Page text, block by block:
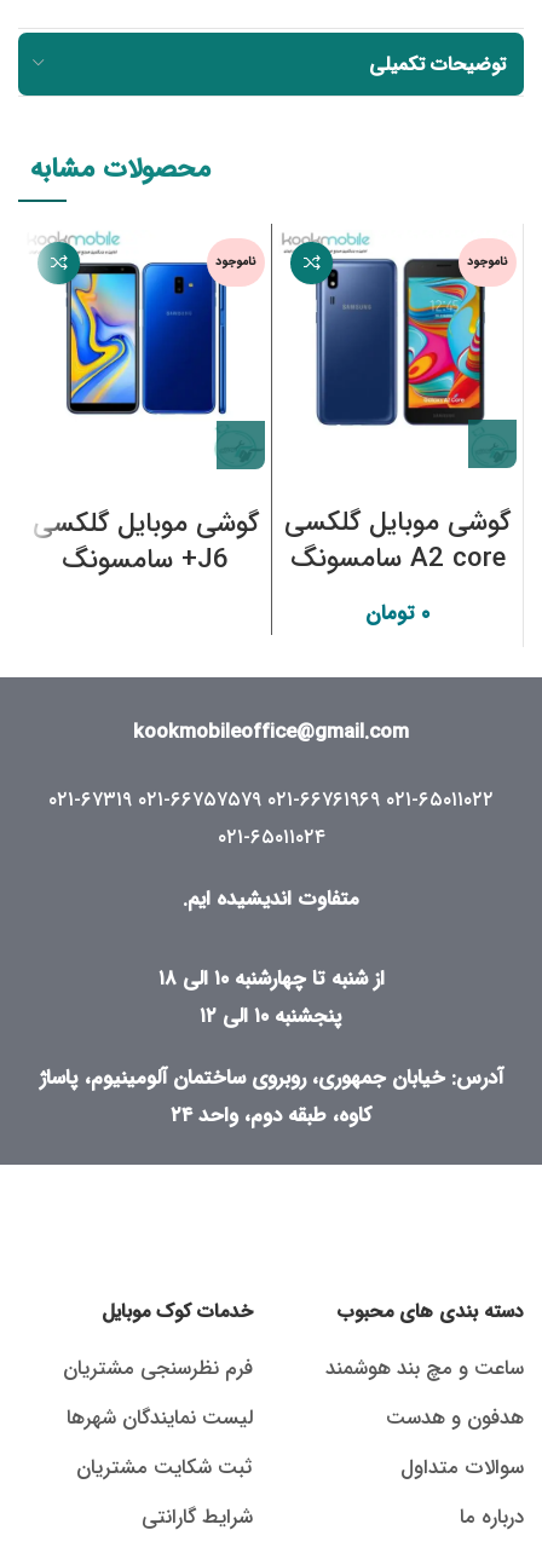
توضیحات تکمیلی
محصولات مشابه
ناموجود
گوشی موبایل گلکسی
A2 core سامسونگ
۰ تومان
ناموجود
گوشی موبایل گلکسی
J6+ سامسونگ
kookmobileoffice@gmail.com
۰۲۱-۶۷۳۱۹ ۰۲۱-۶۶۷۵۷۵۷۹ ۰۲۱-۶۶۷۶۱۹۶۹ ۰۲۱-۶۵۰۱۱۰۲۲
۰۲۱-۶۵۰۱۱۰۲۴
متفاوت اندیشیده ایم.
از شنبه تا چهارشنبه ۱۰ الی ۱۸
پنجشنبه ۱۰ الی ۱۲
آدرس: خیابان جمهوری، روبروی ساختمان آلومینیوم، پاساژ
کاوه، طبقه دوم، واحد ۲۴
دسته بندی های محبوب
ساعت و مچ بند هوشمند
هدفون و هدست
سوالات متداول
درباره ما
خدمات کوک موبایل
فرم نظرسنجی مشتریان
لیست نمایندگان شهرها
ثبت شکایت مشتریان
شرایط گارانتی